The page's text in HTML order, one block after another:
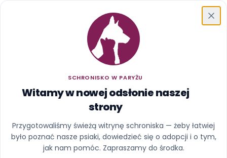
SCHRONISKO W PARYŻU
Witamy w nowej odsłonie naszej
strony
Przygotowaliśmy świeżą witrynę schroniska — żeby łatwiej
było poznać nasze psiaki, dowiedzieć się o adopcji i o tym,
jak nam pomóc. Zapraszamy do środka.
Schronisko w Paryżu
Ups, ta strona uciekła z
kojca